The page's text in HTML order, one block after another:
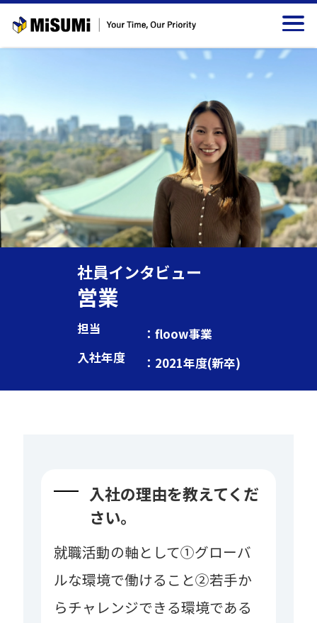
メインコンテンツへスキップする
社員インタビュー
営業
担当
：floow事業
入社年度
：2021年度(新卒)
入社の理由を教えてくだ
さい。
就職活動の軸として①グローバ
ルな環境で働けること②若手か
らチャレンジできる環境である